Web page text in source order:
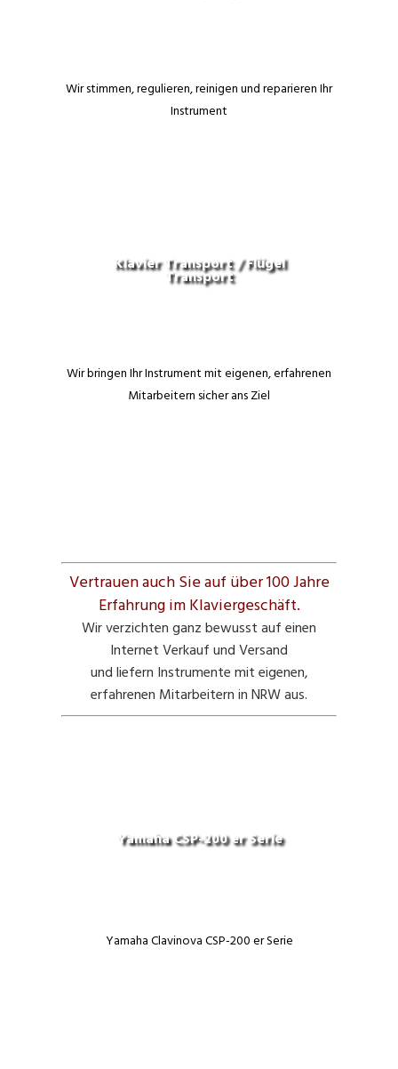
Wir stimmen, regulieren, reinigen und reparieren Ihr
Instrument
Klavier Transport / Flügel
Transport
Wir bringen Ihr Instrument mit eigenen, erfahrenen
Mitarbeitern sicher ans Ziel
Vertrauen auch Sie auf über 100 Jahre
Erfahrung im Klaviergeschäft.
Wir verzichten ganz bewusst auf einen
Internet Verkauf und Versand
und liefern Instrumente mit eigenen,
erfahrenen Mitarbeitern in NRW aus.
Yamaha CSP-200 er Serie
Yamaha Clavinova CSP-200 er Serie